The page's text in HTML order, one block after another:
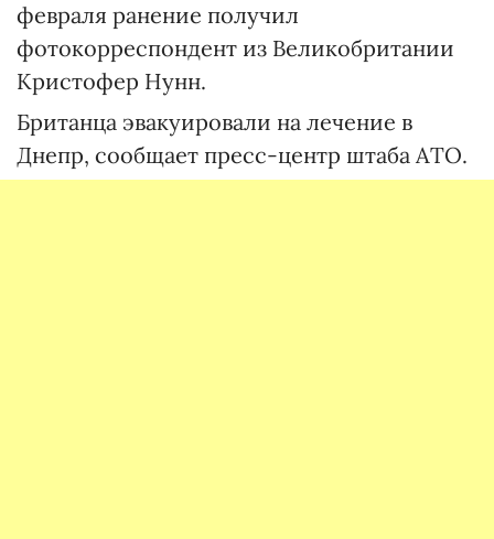
февраля ранение получил
фотокорреспондент из Великобритании
Кристофер Нунн.
Британца эвакуировали на лечение в
Днепр, сообщает пресс-центр штаба АТО.